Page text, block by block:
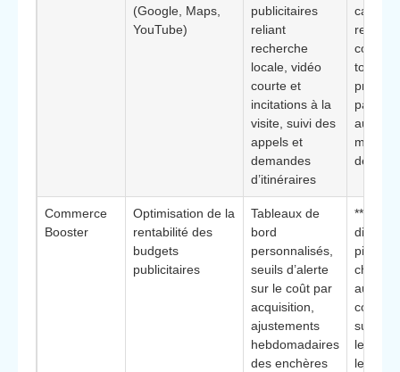
(Google, Maps,
YouTube)
publicitaires
reliant
recherche
locale, vidéo
courte et
incitations à la
visite, suivi des
appels et
demandes
d’itinéraires
rendre
toutes
prises
parole
autour
même
de trafic
Commerce
Booster
Optimisation de la
rentabilité des
budgets
publicitaires
Tableaux de
bord
personnalisés,
seuils d’alerte
sur le coût par
acquisition,
ajustements
hebdomadaires
des enchères
chiffré,
aux
suivant
leurs
leur